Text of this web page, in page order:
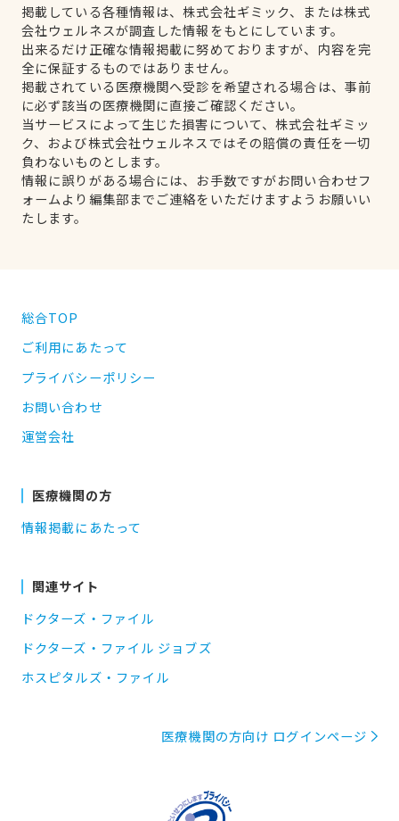
掲載している各種情報は、株式会社ギミック、または株式
会社ウェルネスが調査した情報をもとにしています。
出来るだけ正確な情報掲載に努めておりますが、内容を完
全に保証するものではありません。
掲載されている医療機関へ受診を希望される場合は、事前
に必ず該当の医療機関に直接ご確認ください。
当サービスによって生じた損害について、株式会社ギミッ
ク、および株式会社ウェルネスではその賠償の責任を一切
負わないものとします。
情報に誤りがある場合には、お手数ですがお問い合わせフ
ォームより編集部までご連絡をいただけますようお願いい
たします。
総合TOP
ご利用にあたって
プライバシーポリシー
お問い合わせ
運営会社
医療機関の方
情報掲載にあたって
関連サイト
ドクターズ・ファイル
ドクターズ・ファイル ジョブズ
ホスピタルズ・ファイル
医療機関の方向け ログインページ